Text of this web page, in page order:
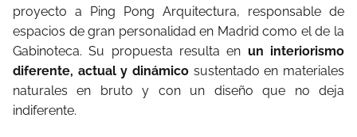
proyecto a Ping Pong Arquitectura, responsable de
espacios de gran personalidad en Madrid como el de la
Gabinoteca. Su propuesta resulta en un interiorismo
diferente, actual y dinámico sustentado en materiales
naturales en bruto y con un diseño que no deja
indiferente.